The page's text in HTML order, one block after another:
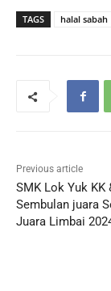
TAGS halal sabah
Previous article
SMK Lok Yuk KK
Sembulan juara
Juara Limbai